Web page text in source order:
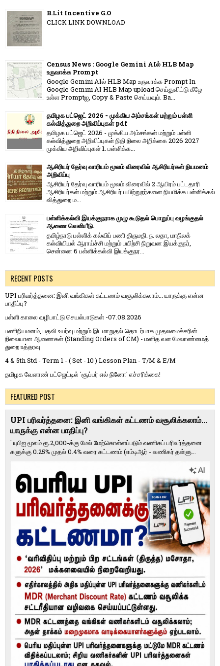
B.Lit Incentive G.O
CLICK LINK DOWNLOAD
Census News : Google Gemini AIல் HLB Map
உருவாக்க Prompt
Google Gemini AIல் HLB Map உருவாக்க Prompt In
Google Gemini AI HLB Map upload செய்துவிட்டு கீழே
உள்ள Promptஐ, Copy & Paste செய்யவும். Ba...
தமிழக பட்ஜெட் 2026 - முக்கிய அம்சங்கள் மற்றும் பள்ளி
கல்வித்துறை அறிவிப்புகள் pdf
தமிழக பட்ஜெட் 2026 - முக்கிய அம்சங்கள் மற்றும் பள்ளி
கல்வித்துறை அறிவிப்புகள் நிதி நிலை அறிக்கை 2026 2027
முக்கிய அறிவிப்புகள் 1. பள்ளிக்க...
ஆசிரியர் தேர்வு வாரியம் மூலம் விரைவில் ஆசிரியர்கள் நியமனம்
அறிவிப்பு
ஆசிரியர் தேர்வு வாரி​யம் மூலம் விரை​வில் 2 ஆயிரம் பட்​ட​தாரி
ஆசிரியர்​கள் மற்​றும் ஆசிரியர் பயிற்றுநர்​களை நியமிக்க பள்​ளிக்​கல்​
வித்​துறை ம...
பள்ளிக்கல்வி இயக்குநராக முழு கூடுதல் பொறுப்பு வழங்குதல்
ஆணை வெளியீடு.
தமிழ்நாடு பள்ளிக் கல்விப் பணி திருமதி. ந. லதா, மாநிலக்
கல்வியியல் ஆராய்ச்சி மற்றும் பயிற்சி நிறுவன இயக்குநர்,
சென்னை 6 பள்ளிக்கல்வி இயக்குநர...
RECENT POSTS
UPI பரிவர்த்தனை: இனி வங்கிகள் கட்டணம் வசூலிக்கலாம்... யாருக்கு என்ன
பாதிப்பு?
பள்ளி காலை வழிபாட்டு செயல்பாடுகள் -07.08.2026
பணிநியமனம், பதவி உயர்வு மற்றும் இடமாறுதல் தொடர்பாக முதலமைச்சரின்
நிலையான ஆணைகள் (Standing Orders of CM) - மனித வள மேலாண்மைத்
துறை உத்தரவு
4 & 5th Std - Term 1 - ( Set - 10 ) Lesson Plan - T/M & E/M
தமிழக வேளாண் பட்ஜெட்டில் 'சூப்பர் எல் நினோ' எச்சரிக்கை!
FEATURED POST
UPI பரிவர்த்தனை: இனி வங்கிகள் கட்டணம் வசூலிக்கலாம்...
யாருக்கு என்ன பாதிப்பு?
` யுபிஐ மூலம் ரூ.2,000-க்கு மேல் மேற்​கொள்​ளப்​படும் வணி​கப் பரிவர்த்​தனை​
களுக்கு 0.25% முதல் 0.4% வரை கட்​ட​ணம் (எம்​டிஆர் - வணி​கர் தள்​ளு...